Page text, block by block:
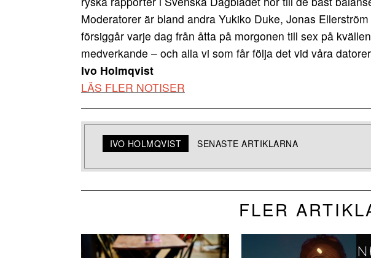
Moderatorer är bland andra Yukiko Duke, Jonas
försiggår varje dag från åtta på morgonen till sex på
medverkande – och alla vi som får följa det vid våra
Ivo Holmqvist
LÄS FLER NOTISER
IVO HOLMQVIST SENASTE ARTIKLARNA
FLER